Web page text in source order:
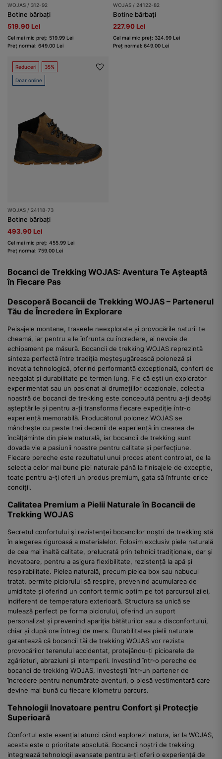
WOJAS / 312-92
Botine bărbați
519.90 Lei
Cel mai mic preț: 519.99 Lei
Preț normal: 649.00 Lei
WOJAS / 24122-82
Botine bărbați
227.90 Lei
Cel mai mic preț: 324.99 Lei
Preț normal: 649.00 Lei
Reduceri 35%
Doar online
WOJAS / 24118-73
Botine bărbați
493.90 Lei
Cel mai mic preț: 455.99 Lei
Preț normal: 759.00 Lei
Bocanci de Trekking WOJAS: Aventura Te Așteaptă
în Fiecare Pas
Descoperă Bocancii de Trekking WOJAS – Partenerul
Tău de Încredere în Explorare
Peisajele montane, traseele neexplorate și provocările naturii te
cheamă, iar pentru a le înfrunta cu încredere, ai nevoie de
echipament pe măsură. Bocancii de trekking WOJAS reprezintă
sinteza perfectă între tradiția meșteșugărească poloneză și
inovația tehnologică, oferind performanță excepțională, confort de
neegalat și durabilitate pe termen lung. Fie că ești un explorator
experimentat sau un pasionat al drumețiilor ocazionale, colecția
noastră de bocanci de trekking este concepută pentru a-ți depăși
așteptările și pentru a-ți transforma fiecare expediție într-o
experiență memorabilă. Producătorul polonez WOJAS se
mândrește cu peste trei decenii de experiență în crearea de
încălțăminte din piele naturală, iar bocancii de trekking sunt
dovada vie a pasiunii noastre pentru calitate și perfecțiune.
Fiecare pereche este rezultatul unui proces atent controlat, de la
selecția celor mai bune piei naturale până la finisajele de excepție,
toate pentru a-ți oferi un produs premium, gata să înfrunte orice
condiții.
Calitatea Premium a Pielii Naturale în Bocancii de
Trekking WOJAS
Secretul confortului și rezistenței bocancilor noștri de trekking stă
în alegerea riguroasă a materialelor. Folosim exclusiv piele naturală
de cea mai înaltă calitate, prelucrată prin tehnici tradiționale, dar și
inovatoare, pentru a asigura flexibilitate, rezistență la apă și
respirabilitate. Pielea naturală, precum pielea box sau nabucul
tratat, permite piciorului să respire, prevenind acumularea de
umiditate și oferind un confort termic optim pe tot parcursul zilei,
indiferent de temperatura exterioară. Structura sa unică se
mulează perfect pe forma piciorului, oferind un suport
personalizat și prevenind apariția bătăturilor sau a disconfortului,
chiar și după ore întregi de mers. Durabilitatea pielii naturale
garantează că bocancii tăi de trekking WOJAS vor rezista
provocărilor terenului accidentat, protejându-ți picioarele de
zgârieturi, abraziuni și intemperii. Investind într-o pereche de
bocanci de trekking WOJAS, investești într-un partener de
încredere pentru nenumărate aventuri, o piesă vestimentară care
devine mai bună cu fiecare kilometru parcurs.
Tehnologii Inovatoare pentru Confort și Protecție
Superioară
Confortul este esențial atunci când explorezi natura, iar la WOJAS,
acesta este o prioritate absolută. Bocancii noștri de trekking
integrează tehnologii avansate pentru a-ți oferi o experiență de